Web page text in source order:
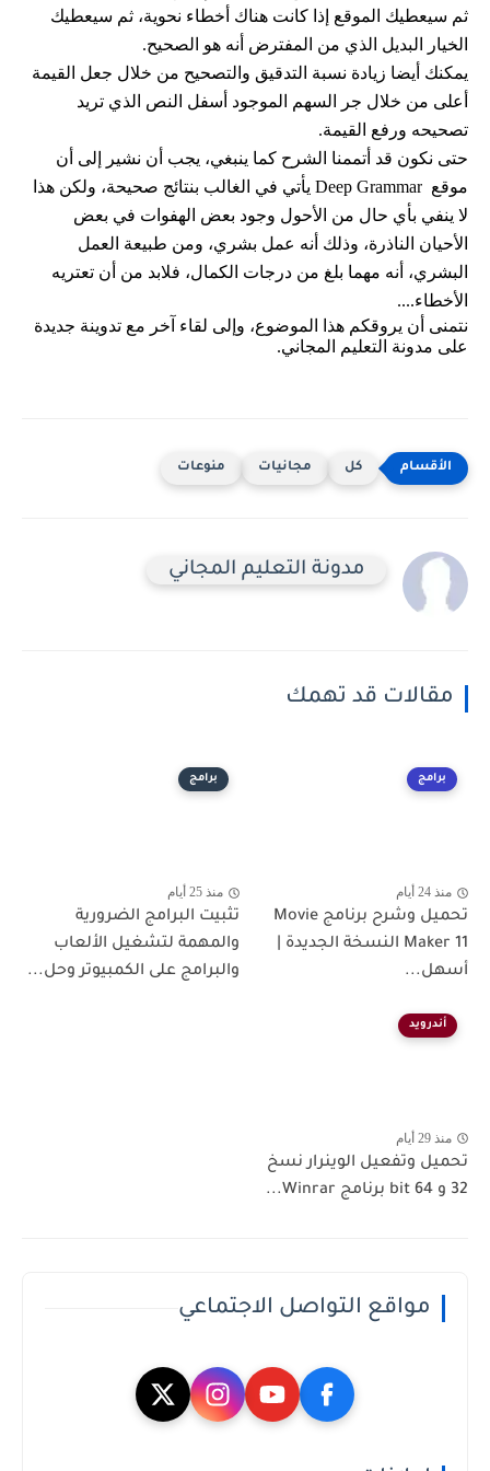
ثم سيعطيك الموقع إذا كانت هناك أخطاء نحوية، ثم سيعطيك
الخيار البديل الذي من المفترض أنه هو الصحيح.
يمكنك أيضا زيادة نسبة التدقيق والتصحيح من خلال جعل القيمة
أعلى من خلال جر السهم الموجود أسفل النص الذي تريد
تصحيحه ورفع القيمة.
حتى نكون قد أتممنا الشرح كما ينبغي، يجب أن نشير إلى أن
موقع
Deep Grammar يأتي في الغالب بنتائج صحيحة، ولكن هذا
لا ينفي بأي حال من الأحول وجود بعض الهفوات في بعض
الأحيان الناذرة، وذلك أنه عمل بشري، ومن طبيعة العمل
البشري، أنه مهما بلغ من درجات الكمال، فلابد من أن تعتريه
الأخطاء....
نتمنى أن يروقكم هذا الموضوع، وإلى لقاء آخر مع تدوينة جديدة
على مدونة التعليم المجاني.
كل مجانيات منوعات
مدونة التعليم المجاني
مقالات قد تهمك
برامج
منذ 24 أيام
تحميل وشرح برنامج Movie
Maker 11 النسخة الجديدة |
أسهل...
برامج
منذ 25 أيام
تثبيت البرامج الضرورية
والمهمة لتشغيل الألعاب
والبرامج على الكمبيوتر وحل...
أندرويد
منذ 29 أيام
تحميل وتفعيل الوينرار نسخ
32 و 64 bit برنامج Winrar...
مواقع التواصل الاجتماعي